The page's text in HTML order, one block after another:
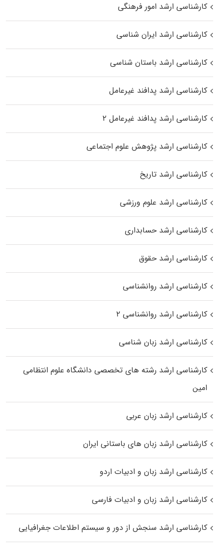
کارشناسی ارشد امور فرهنگی
کارشناسی ارشد ایران شناسی
کارشناسی ارشد باستان شناسی
کارشناسی ارشد پدافند غیرعامل
کارشناسی ارشد پدافند غیرعامل ۲
کارشناسی ارشد پژوهش علوم اجتماعی
کارشناسی ارشد تاریخ
کارشناسی ارشد علوم ورزشی
کارشناسی ارشد حسابداری
کارشناسی ارشد حقوق
کارشناسی ارشد روانشناسی
کارشناسی ارشد روانشناسی ۲
کارشناسی ارشد زبان شناسی
کارشناسی ارشد رﺷﺘﻪ ﻫﺎی تخصصی داﻧﺸﮕﺎه ﻋﻠﻮم انتظامی
اﻣﻴﻦ
کارشناسی ارشد زبان عربی
کارشناسی ارشد زبان‌ های باستانی ایران
کارشناسی ارشد زبان و ادبیات اردو
کارشناسی ارشد زبان و ادبیات فارسی
کارشناسی ارشد سنجش از دور و سیستم اطلاعات جغرافیایی